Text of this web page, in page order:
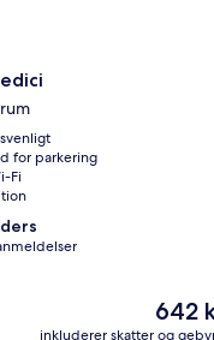
for parkering
Fi
Prisen
642
inkluderer skatter og